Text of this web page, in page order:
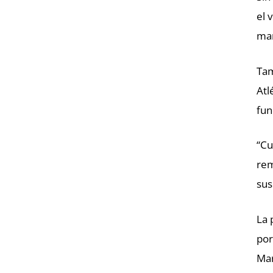
el
La